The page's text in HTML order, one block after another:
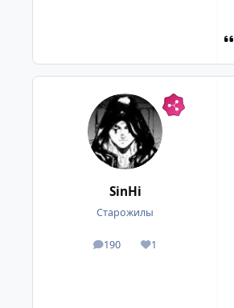
SinHi
Старожилы
190
посты 1
Репутация